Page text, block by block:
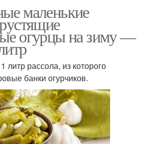
маленькие
огурцы на зиму —
литр рассола, из которого
банки огурчиков.